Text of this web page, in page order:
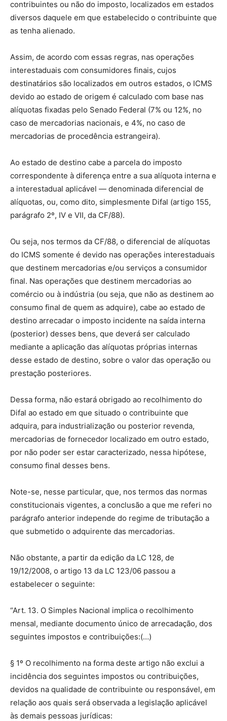
contribuintes ou não do imposto, localizados em estados
diversos daquele em que estabelecido o contribuinte que
as tenha alienado.
Assim, de acordo com essas regras, nas operações
interestaduais com consumidores finais, cujos
destinatários são localizados em outros estados, o ICMS
devido ao estado de origem é calculado com base nas
alíquotas fixadas pelo Senado Federal (7% ou 12%, no
caso de mercadorias nacionais, e 4%, no caso de
mercadorias de procedência estrangeira).
Ao estado de destino cabe a parcela do imposto
correspondente à diferença entre a sua alíquota interna e
a interestadual aplicável — denominada diferencial de
alíquotas, ou, como dito, simplesmente Difal (artigo 155,
parágrafo 2º, IV e VII, da CF/88).
Ou seja, nos termos da CF/88, o diferencial de alíquotas
do ICMS somente é devido nas operações interestaduais
que destinem mercadorias e/ou serviços a consumidor
final. Nas operações que destinem mercadorias ao
comércio ou à indústria (ou seja, que não as destinem ao
consumo final de quem as adquire), cabe ao estado de
destino arrecadar o imposto incidente na saída interna
(posterior) desses bens, que deverá ser calculado
mediante a aplicação das alíquotas próprias internas
desse estado de destino, sobre o valor das operação ou
prestação posteriores.
Dessa forma, não estará obrigado ao recolhimento do
Difal ao estado em que situado o contribuinte que
adquira, para industrialização ou posterior revenda,
mercadorias de fornecedor localizado em outro estado,
por não poder ser estar caracterizado, nessa hipótese,
consumo final desses bens.
Note-se, nesse particular, que, nos termos das normas
constitucionais vigentes, a conclusão a que me referi no
parágrafo anterior independe do regime de tributação a
que submetido o adquirente das mercadorias.
Não obstante, a partir da edição da LC 128, de
19/12/2008, o artigo 13 da LC 123/06 passou a
estabelecer o seguinte:
“Art. 13. O Simples Nacional implica o recolhimento
mensal, mediante documento único de arrecadação, dos
seguintes impostos e contribuições:(…)
§ 1º O recolhimento na forma deste artigo não exclui a
incidência dos seguintes impostos ou contribuições,
devidos na qualidade de contribuinte ou responsável, em
relação aos quais será observada a legislação aplicável
às demais pessoas jurídicas: